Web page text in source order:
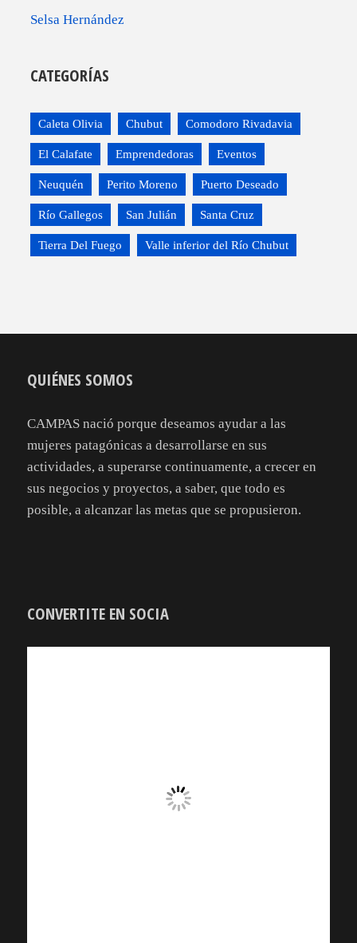
Selsa Hernández
CATEGORÍAS
Caleta Olivia Chubut Comodoro Rivadavia
El Calafate Emprendedoras Eventos
Neuquén Perito Moreno Puerto Deseado
Río Gallegos San Julián Santa Cruz
Tierra Del Fuego Valle inferior del Río Chubut
QUIÉNES SOMOS
CAMPAS nació porque deseamos ayudar a las
mujeres patagónicas a desarrollarse en sus
actividades, a superarse continuamente, a crecer en
sus negocios y proyectos, a saber, que todo es
posible, a alcanzar las metas que se propusieron.
CONVERTITE EN SOCIA